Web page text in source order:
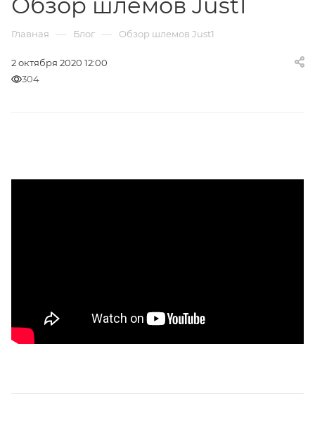
Главная — Блог — Обзор шлемов Just1
2 октября 2020 12:00
304